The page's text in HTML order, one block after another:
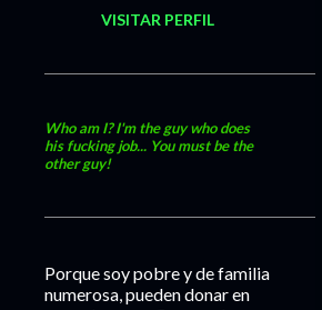
VISITAR PERFIL
Who am I? I'm the guy who does
his fucking job... You must be the
other guy!
Porque soy pobre y de familia
numerosa, pueden donar en